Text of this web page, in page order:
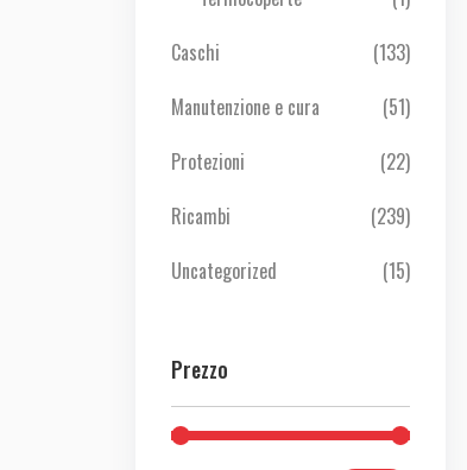
Caschi
(133)
Manutenzione e cura
(51)
Protezioni
(22)
Ricambi
(239)
Uncategorized
(15)
Prezzo